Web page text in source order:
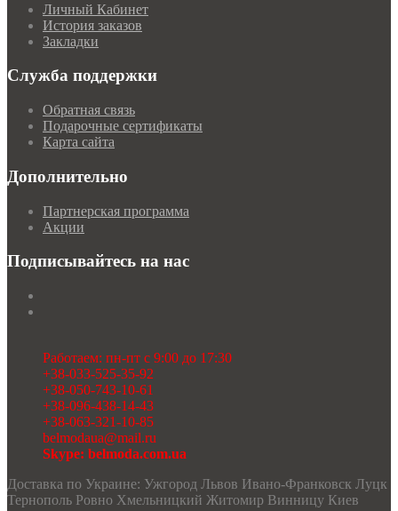
Личный Кабинет
История заказов
Закладки
Служба поддержки
Обратная связь
Подарочные сертификаты
Карта сайта
Дополнительно
Партнерская программа
Акции
Подписывайтесь на нас
Работаем: пн-пт с 9:00 до 17:30
+38-033-525-35-92
+38-050-743-10-61
+38-096-438-14-43
+38-063-321-10-85
belmodaua@mail.ru
Skype: belmoda.com.ua
Доставка по Украине: Ужгород Львов Ивано-Франковск Луцк
Тернополь Ровно Хмельницкий Житомир Винницу Киев